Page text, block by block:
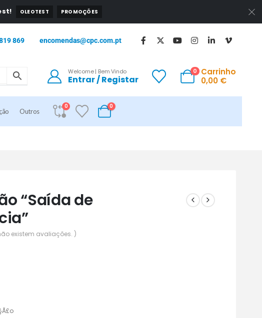
OLEOTEST PROMOÇÕES
869 encomendas@cpc.com.pt
Welcome | Bem Vindo
Entrar / Registar
0
Carrinho
0,00 €
Outros
0 0
“Saída de
existem avaliações. )